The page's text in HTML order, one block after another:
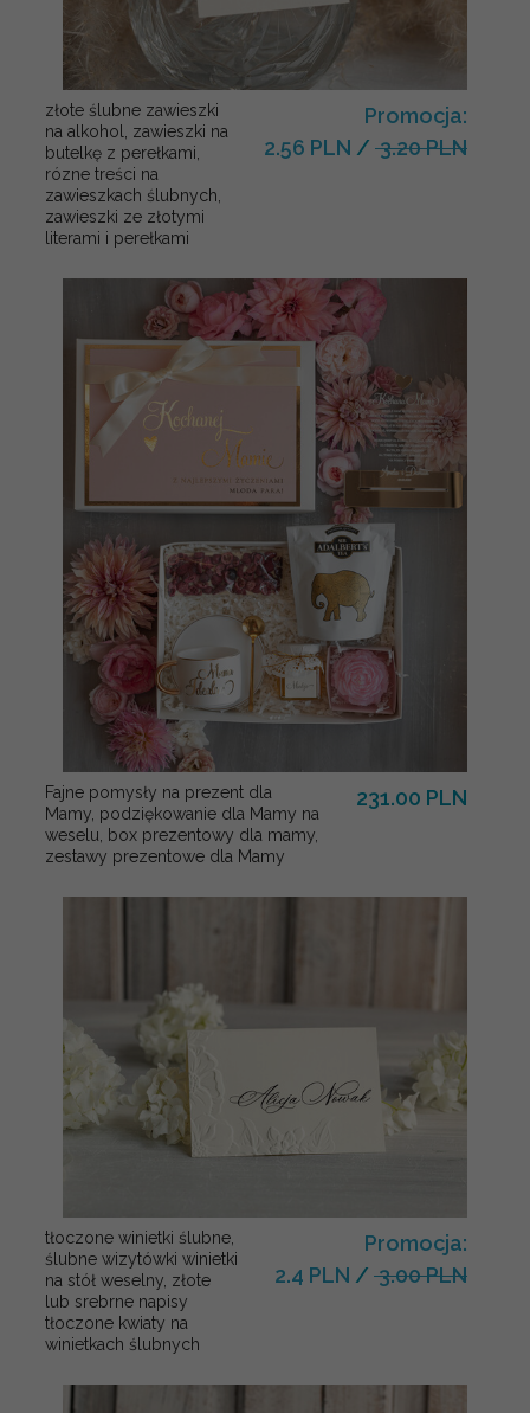
złote ślubne zawieszki
na alkohol, zawieszki na
butelkę z perełkami,
rózne treści na
zawieszkach ślubnych,
zawieszki ze złotymi
literami i perełkami
Promocja:
2.56 PLN / 3.20 PLN
Fajne pomysły na prezent dla
Mamy, podziękowanie dla Mamy na
weselu, box prezentowy dla mamy,
zestawy prezentowe dla Mamy
231.00 PLN
tłoczone winietki ślubne,
ślubne wizytówki winietki
na stół weselny, złote
lub srebrne napisy
tłoczone kwiaty na
winietkach ślubnych
Promocja:
2.4 PLN / 3.00 PLN